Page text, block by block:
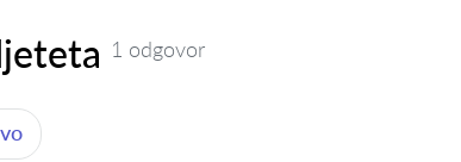
1 odgovor